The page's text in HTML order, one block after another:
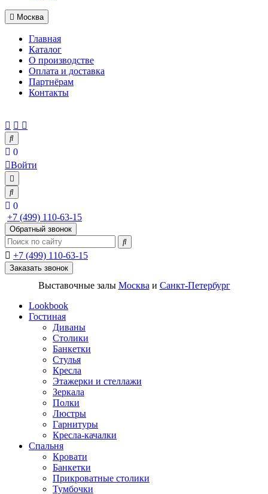
Москва
Главная
Каталог
О производстве
Оплата и доставка
Партнёрам
Контакты
0
Войти
0
+7 (499) 110-63-15
Обратный звонок
+7 (499) 110-63-15
Заказать звонок
Выставочные залы Москва и Санкт-Петербург
Lookbook
Гостиная
Диваны
Столики
Банкетки
Стулья
Кресла
Этажерки и стеллажи
Зеркала
Полки
Люстры
Гарнитуры
Кресла-качалки
Спальня
Кровати
Банкетки
Прикроватные столики
Тумбочки